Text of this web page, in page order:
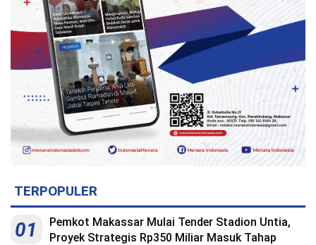
TERPOPULER
01
Pemkot Makassar Mulai Tender Stadion Untia,
Proyek Strategis Rp350 Miliar Masuk Tahap